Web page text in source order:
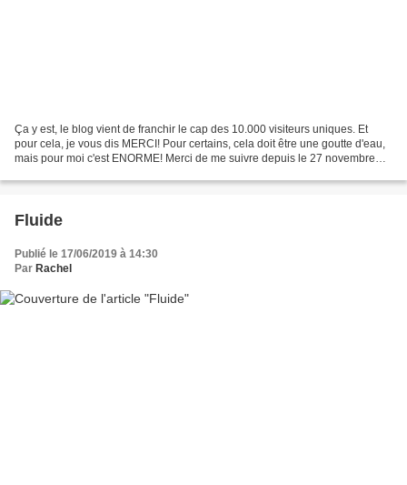
Ça y est, le blog vient de franchir le cap des 10.000 visiteurs uniques. Et
pour cela, je vous dis MERCI! Pour certains, cela doit être une goutte d'eau,
mais pour moi c'est ENORME! Merci de me suivre depuis le 27 novembre
Fluide
Publié le 17/06/2019 à 14:30
Par Rachel